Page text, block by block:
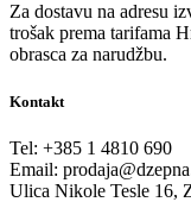
Za dostavu na adresu
trošak prema tarifama
obrasca za narudžbu.
Kontakt
Tel: +385 1 4810 690
Email:
Ulica Nikole Tesle 16,